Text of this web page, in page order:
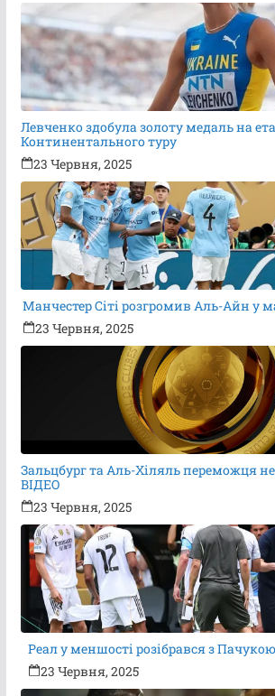
Левченко здобула золоту медаль на
Континентального туру
23 Червня, 2025
Манчестер Сіті розгромив Аль-Айн у
23 Червня, 2025
Зальцбург та Аль-Хіляль переможця
ВІДЕО
23 Червня, 2025
Реал у меншості розібрався з
23 Червня, 2025